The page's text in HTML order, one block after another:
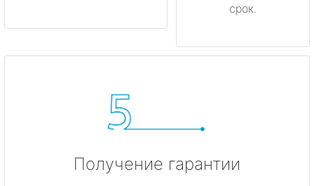
Новая Ладога
срок.
Получение гарантии